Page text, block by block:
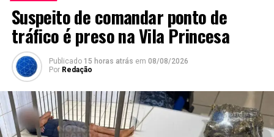
Suspeito de comandar ponto de
tráfico é preso na Vila Princesa
Publicado 15 horas atrás em 08/08/2026
Por Redação